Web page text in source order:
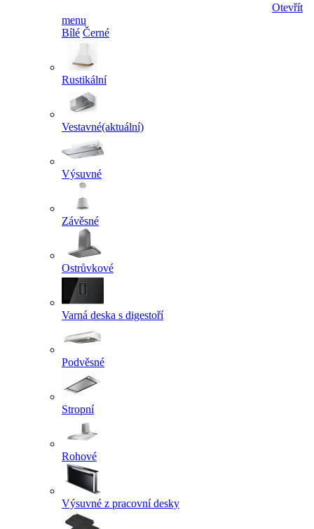
Otevřít
menu
Bílé Černé
Rustikální
Vestavné(aktuální)
Výsuvné
Závěsné
Ostrůvkové
Varná deska s digestoří
Podvěsné
Stropní
Rohové
Výsuvné z pracovní desky